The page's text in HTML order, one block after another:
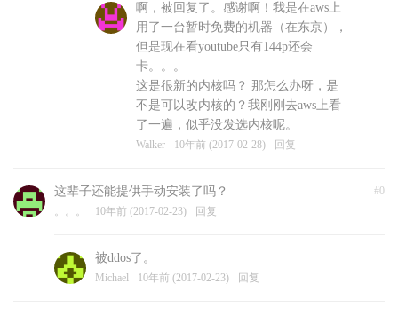
啊，被回复了。感谢啊！我是在aws上
用了一台暂时免费的机器（在东京），
但是现在看youtube只有144p还会
卡。。。
这是很新的内核吗？ 那怎么办呀，是
不是可以改内核的？我刚刚去aws上看
了一遍，似乎没发选内核呢。
Walker 10年前 (2017-02-28) 回复
#0
这辈子还能提供手动安装了吗？
。。。 10年前 (2017-02-23) 回复
被ddos了。
Michael 10年前 (2017-02-23) 回复